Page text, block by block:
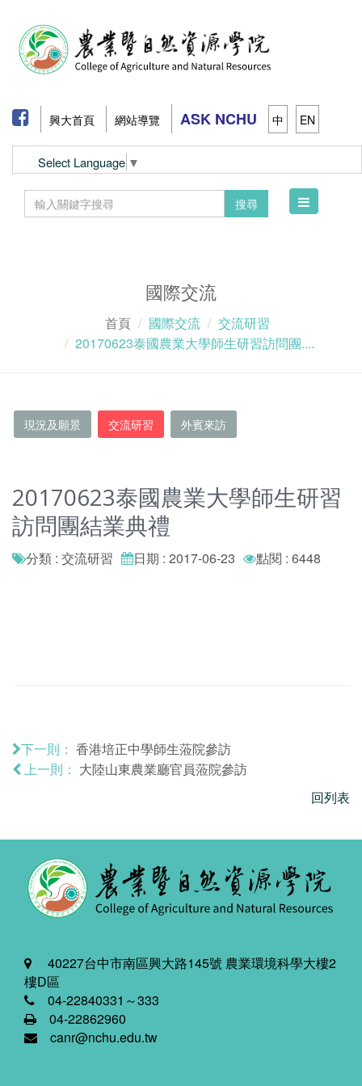
興大首頁 網站導覽 ASK NCHU 中 EN
Select Language ▼
搜尋
Toggle
國際交流
首頁 國際交流
交流研習
20170623泰國農業大學師生研習訪問團....
現況及願景 交流研習 外賓來訪
20170623泰國農業大學師生研習
訪問團結業典禮
分類 : 交流研習 日期 : 2017-06-23 點閱 : 6448
下一則： 香港培正中學師生蒞院參訪
上一則：
大陸山東農業廳官員蒞院參訪
回列表
40227台中市南區興大路145號 農業環境科學大樓2
樓D區
04-22840331～333
04-22862960
canr@nchu.edu.tw